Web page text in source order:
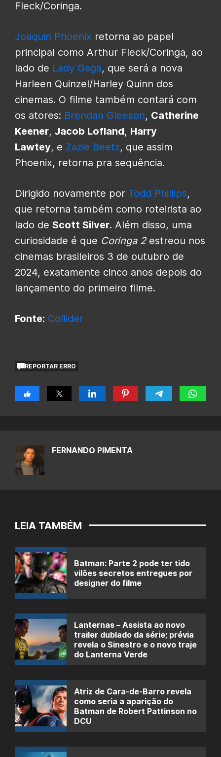
Fleck/Coringa.
Joaquin Phoenix retorna ao papel
principal como Arthur Fleck/Coringa, ao
lado de Lady Gaga, que será a nova
Harleen Quinzel/Harley Quinn dos
cinemas. O filme também contará com
os atores: Brendan Gleeson, Catherine
Keener, Jacob Lofland, Harry
Lawtey, e Zazie Beetz, que assim
Phoenix, retorna pra sequência.
Dirigido novamente por Todd Phillips,
que retorna também como roteirista ao
lado de Scott Silver. Além disso, uma
curiosidade é que Coringa 2 estreou nos
cinemas brasileiros 3 de outubro de
2024, exatamente cinco anos depois do
lançamento do primeiro filme.
Fonte: Collider
REPORTAR ERRO
FERNANDO PIMENTA
LEIA TAMBÉM
Batman: Parte 2 pode ter tido
vilões secretos entregues por
designer do filme
Lanternas – Assista ao novo
trailer dublado da série; prévia
revela o Sinestro e o novo traje
do Lanterna Verde
Atriz de Cara-de-Barro revela
como seria a aparição do
Batman de Robert Pattinson no
DCU